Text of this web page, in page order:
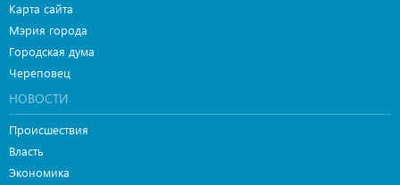
Карта сайта
Мэрия города
Городская дума
Череповец
НОВОСТИ
Происшествия
Власть
Экономика